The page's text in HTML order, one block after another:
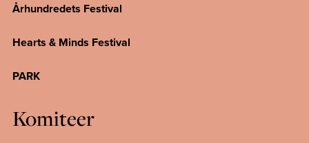
Århundredets Festival
Hearts & Minds Festival
PARK
Komiteer